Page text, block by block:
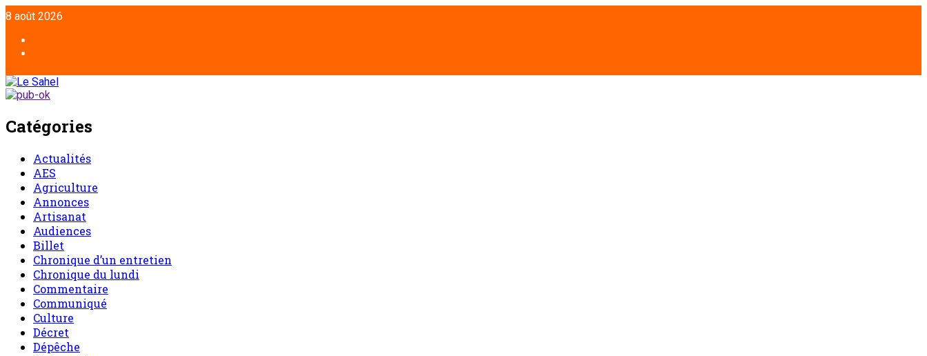
Aller
au
contenu
8 août 2026
Catégories
Actualités
AES
Agriculture
Annonces
Artisanat
Audiences
Billet
Chronique d’un entretien
Chronique du lundi
Commentaire
Communiqué
Culture
Décret
Dépêche